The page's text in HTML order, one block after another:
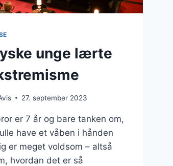
unge lærte
27. september 2023
er 7 år og bare tanken om,
have et våben i hånden
er meget voldsom – altså
hvordan det er så